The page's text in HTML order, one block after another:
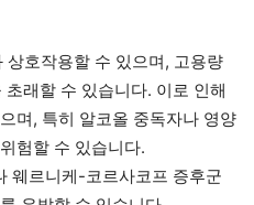
호작용할 수 있으며, 고용량
래할 수 있습니다. 이로 인해
며, 특히 알코올 중독자나 영양
험할 수 있습니다.
웨르니케-코르사코프 증후군